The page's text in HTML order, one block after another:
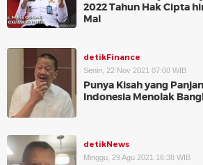
2022 Tahun Hak Cipta
Mal
detikFinance
Senin, 22 Nov 2021 07:00 WIB
Punya Kisah yang
Indonesia Menolak
detikNews
Minggu, 29 Agu 2021 16:38 WIB